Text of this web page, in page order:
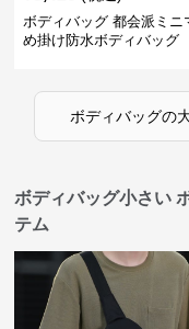
ボディバッグ 都会派ミニ
め掛け防水ボディバッグ
ボディバッグの
ボディバッグ小さい
テム